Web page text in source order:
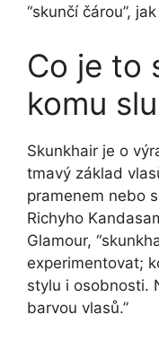
“skunčí čárou”,
Co je to
komu
Skunkhair je o
tmavý základ
pramenem nebo
Richyho
Glamour,
experimentovat;
stylu i osobnosti.
barvou vlasů.”